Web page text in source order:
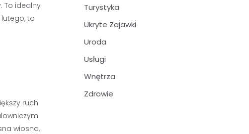
To idealny
to
ruch
wiosna,
Turystyka
Ukryte Zajawki
Uroda
Usługi
Wnętrza
Zdrowie